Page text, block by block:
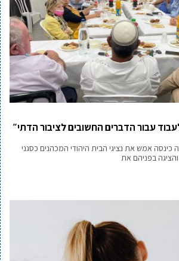
עבור הדברים החשובים לציבור הדתי״
כינסה אמש את נציגי הבית היהודי המכהנים כסגני
בפניהם את